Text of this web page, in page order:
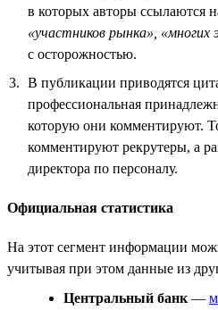
в которых авторы ссылаются
«участников рынка», «многих
с осторожностью.
В публикации приводятся
профессиональная
которую они комментируют.
комментируют рекрутеры, а
директора по персоналу.
Официальная статистика
На этот сегмент информации
учитывая при этом данные из
Центральный банк —